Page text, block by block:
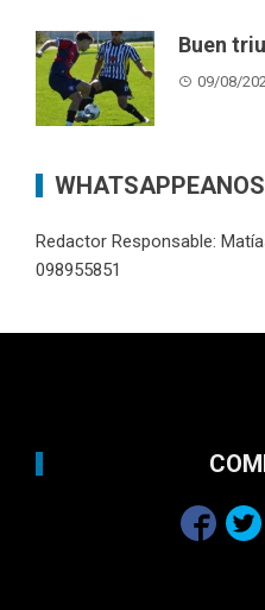
Buen
09/08/
WHATSAPPEANOS
Redactor Responsable:
098955851